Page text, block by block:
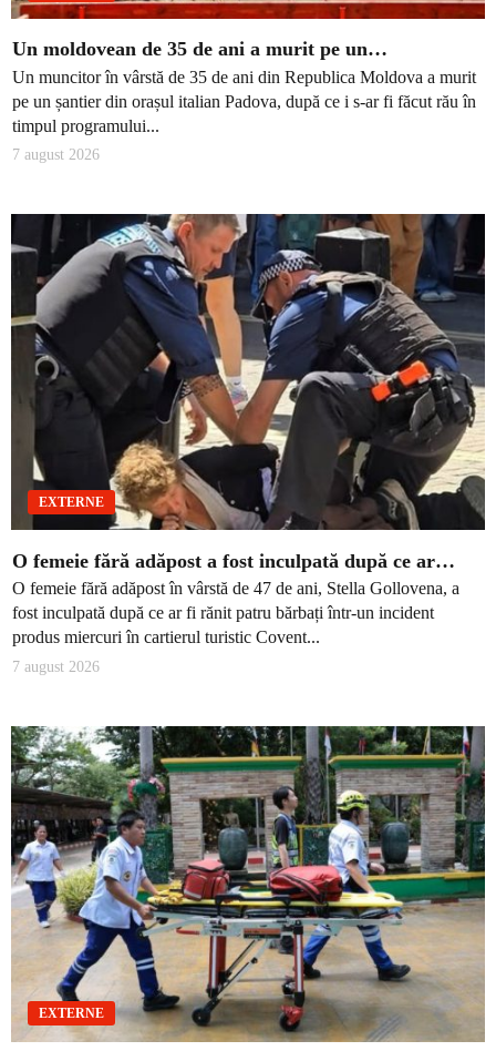
Un moldovean de 35 de ani a murit pe un…
Un muncitor în vârstă de 35 de ani din Republica Moldova a murit
pe un șantier din orașul italian Padova, după ce i s-ar fi făcut rău în
timpul programului...
7 august 2026
EXTERNE
O femeie fără adăpost a fost inculpată după ce ar…
O femeie fără adăpost în vârstă de 47 de ani, Stella Gollovena, a
fost inculpată după ce ar fi rănit patru bărbați într-un incident
produs miercuri în cartierul turistic Covent...
7 august 2026
EXTERNE